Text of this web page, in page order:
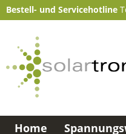
Bestell- und Servicehotline
Home